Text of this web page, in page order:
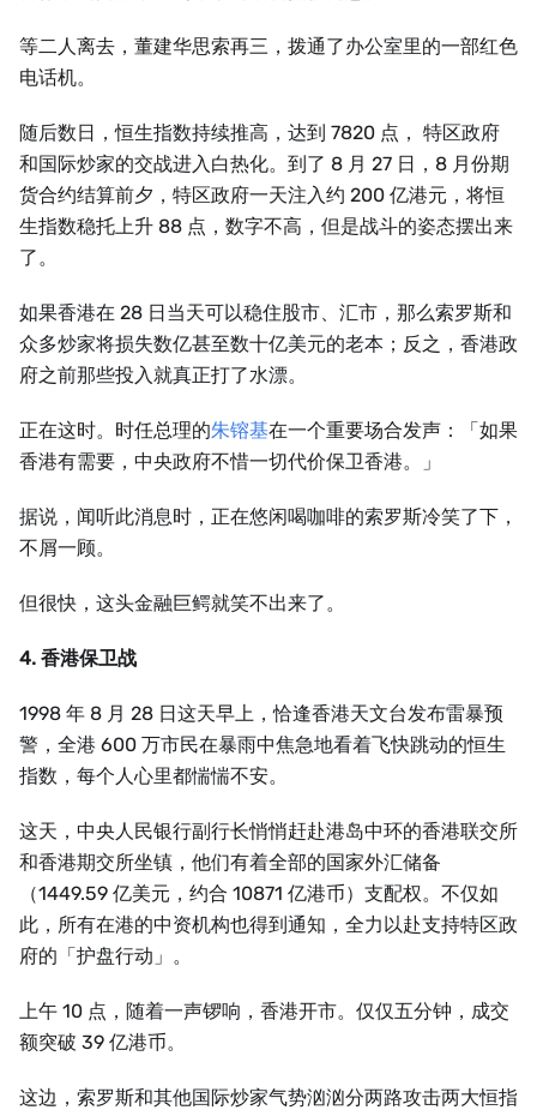
等二人离去，董建华思索再三，拨通了办公室里的一部红色
电话机。
随后数日，恒生指数持续推高，达到 7820 点， 特区政府
和国际炒家的交战进入白热化。到了 8 月 27 日，8 月份期
货合约结算前夕，特区政府一天注入约 200 亿港元，将恒
生指数稳托上升 88 点，数字不高，但是战斗的姿态摆出来
了。
如果香港在 28 日当天可以稳住股市、汇市，那么索罗斯和
众多炒家将损失数亿甚至数十亿美元的老本；反之，香港政
府之前那些投入就真正打了水漂。
正在这时。时任总理的朱镕基在一个重要场合发声：「如果
香港有需要，中央政府不惜一切代价保卫香港。」
据说，闻听此消息时，正在悠闲喝咖啡的索罗斯冷笑了下，
不屑一顾。
但很快，这头金融巨鳄就笑不出来了。
4. 香港保卫战
1998 年 8 月 28 日这天早上，恰逢香港天文台发布雷暴预
警，全港 600 万市民在暴雨中焦急地看着飞快跳动的恒生
指数，每个人心里都惴惴不安。
这天，中央人民银行副行长悄悄赶赴港岛中环的香港联交所
和香港期交所坐镇，他们有着全部的国家外汇储备
（1449.59 亿美元，约合 10871 亿港币）支配权。不仅如
此，所有在港的中资机构也得到通知，全力以赴支持特区政
府的「护盘行动」。
上午 10 点，随着一声锣响，香港开市。仅仅五分钟，成交
额突破 39 亿港币。
这边，索罗斯和其他国际炒家气势汹汹分两路攻击两大恒指